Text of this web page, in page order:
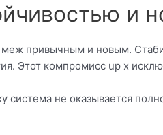
и
привычным и новым.
Этот компромисс up x
не оказывается